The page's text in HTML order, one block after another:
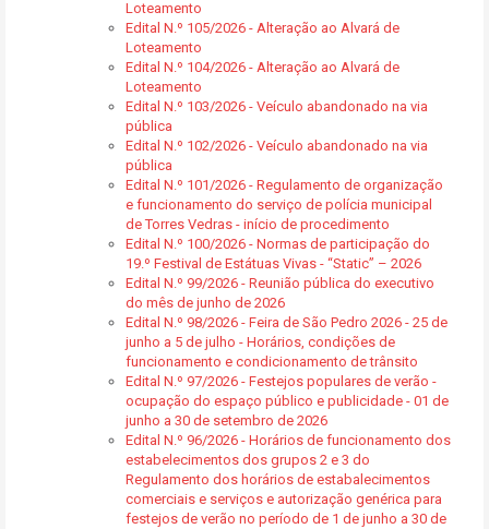
Loteamento
Edital N.º 105/2026 - Alteração ao Alvará de
Loteamento
Edital N.º 104/2026 - Alteração ao Alvará de
Loteamento
Edital N.º 103/2026 - Veículo abandonado na via
pública
Edital N.º 102/2026 - Veículo abandonado na via
pública
Edital N.º 101/2026 - Regulamento de organização
e funcionamento do serviço de polícia municipal
de Torres Vedras - início de procedimento
Edital N.º 100/2026 - Normas de participação do
19.º Festival de Estátuas Vivas - “Static” – 2026
Edital N.º 99/2026 - Reunião pública do executivo
do mês de junho de 2026
Edital N.º 98/2026 - Feira de São Pedro 2026 - 25 de
junho a 5 de julho - Horários, condições de
funcionamento e condicionamento de trânsito
Edital N.º 97/2026 - Festejos populares de verão -
ocupação do espaço público e publicidade - 01 de
junho a 30 de setembro de 2026
Edital N.º 96/2026 - Horários de funcionamento dos
estabelecimentos dos grupos 2 e 3 do
Regulamento dos horários de estabalecimentos
comerciais e serviços e autorização genérica para
festejos de verão no período de 1 de junho a 30 de